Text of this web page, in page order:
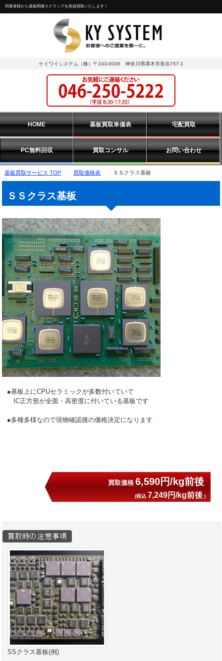
基板買取サービス TOP 買取価格表 ＳＳクラス基板
ＳＳクラス基板
●基板上にCPUセラミックが多数付いていて
IC正方形が全面・高密度に付いている基板です
●多種多様なので現物確認後の価格決定になります
買取価格 6,590円/kg前後
(税込 7,249円/kg前後 )
SSクラス基板(例)
同業者様から基板関連スクラップを高値買取いたします！
ケイワイシステム（株）〒243-0036 神奈川県厚木市長谷757-1
HOME 基板買取単価表 宅配買取
PC無料回収 買取コンサル お問い合わせ